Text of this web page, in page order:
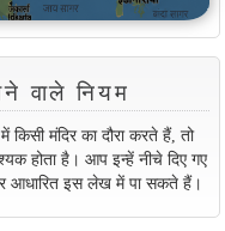
वाले नियम
मंदिर का दौरा करते हैं, तो
होता है। आप इन्हें नीचे दिए गए
आधारित इस लेख में पा सकते हैं।